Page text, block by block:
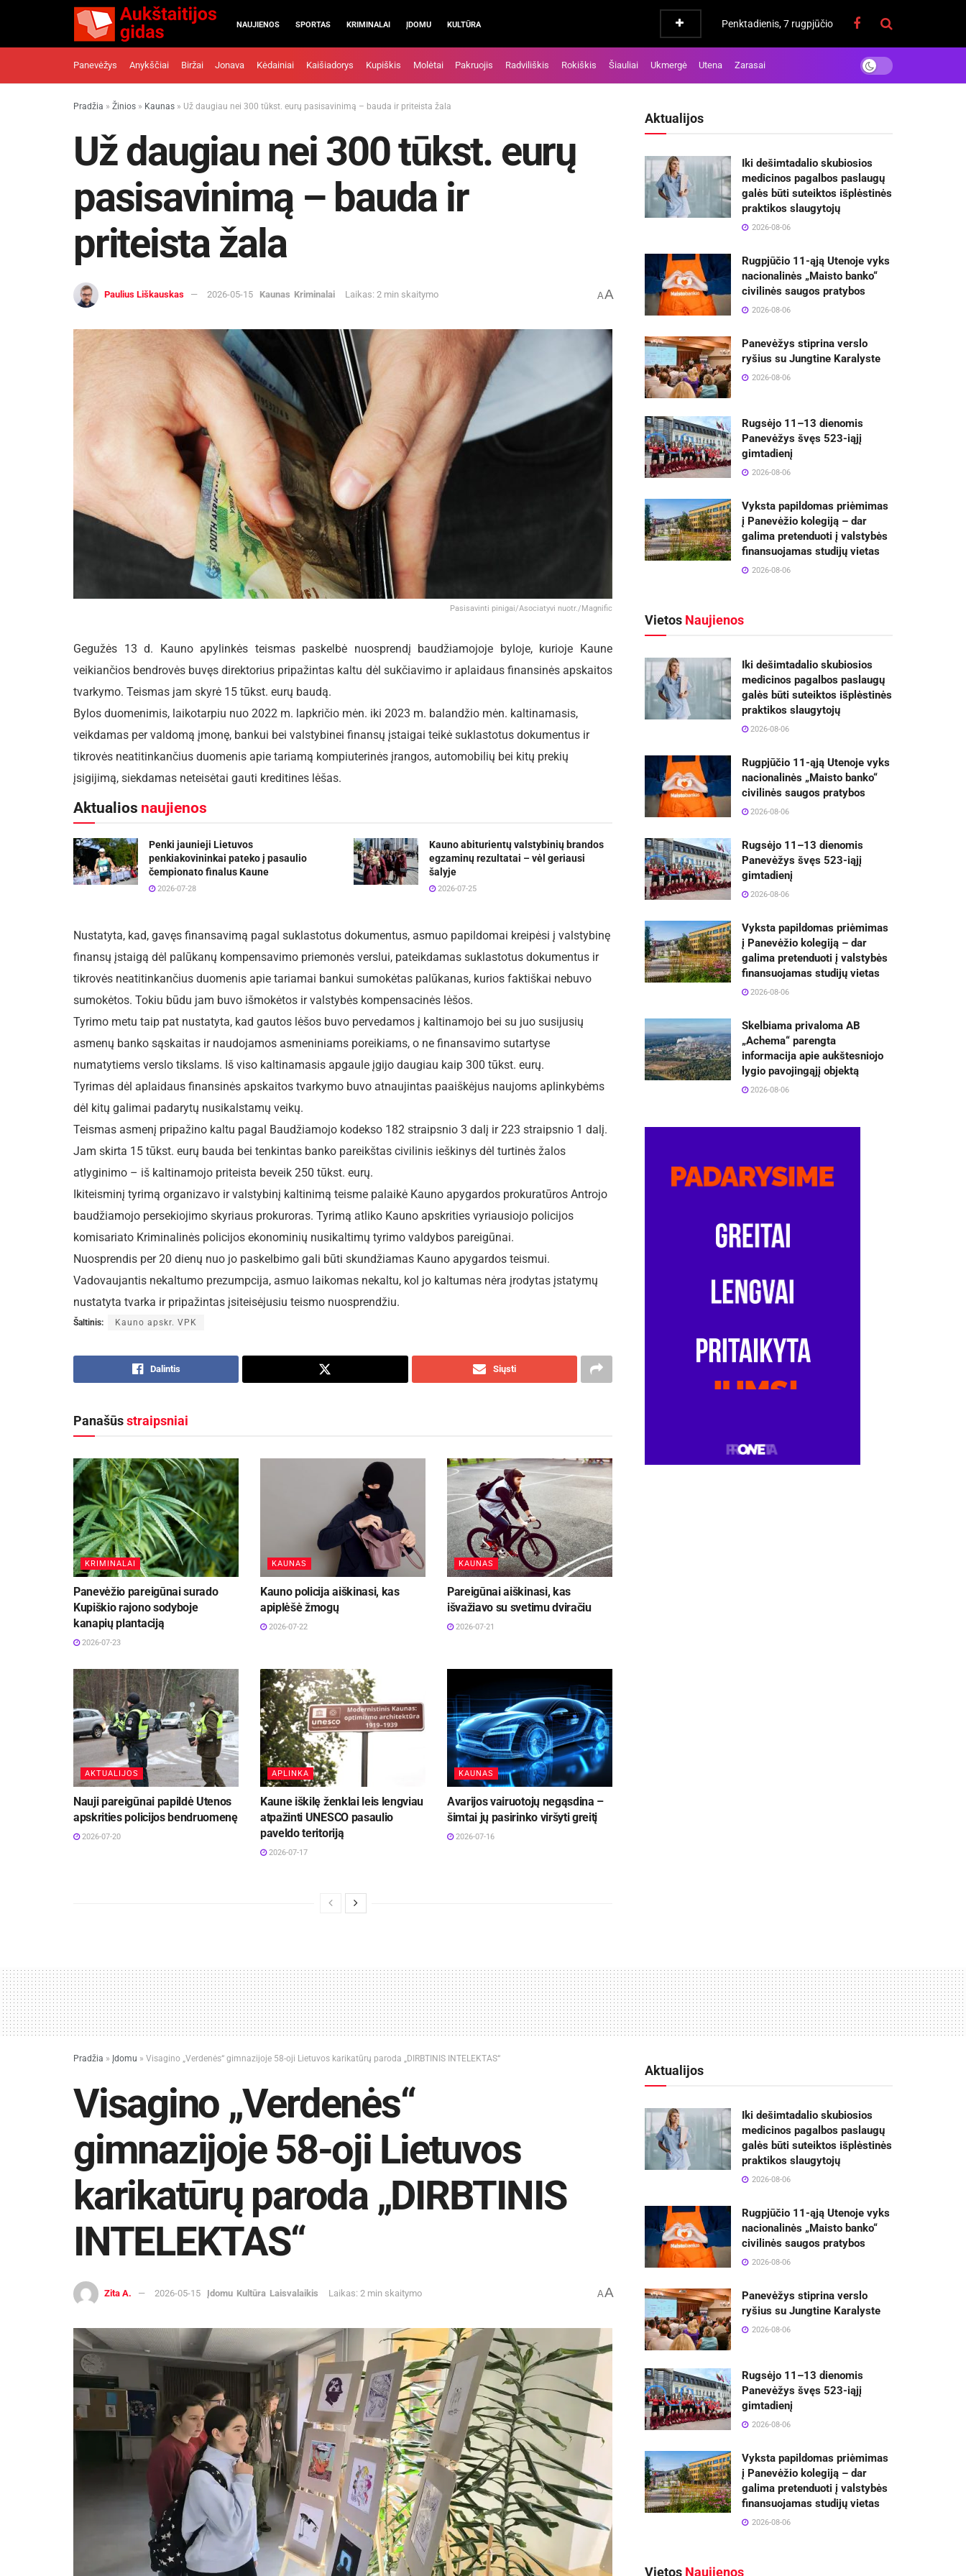
NAUJIENOS SPORTAS KRIMINALAI ĮDOMU KULTŪRA Penktadienis, 7 rugpjūčio
Panevėžys Anykščiai Biržai Jonava Kėdainiai Kaišiadorys Kupiškis Molėtai Pakruojis Radviliškis Rokiškis Šiauliai Ukmergė Utena Zarasai
Pradžia » Žinios » Kaunas » Už daugiau nei 300 tūkst. eurų pasisavinimą – bauda ir priteista žala
Už daugiau nei 300 tūkst. eurų
pasisavinimą – bauda ir
priteista žala
Paulius Liškauskas 2026-05-15 Kaunas Kriminalai Laikas: 2 min skaitymo AA
Pasisavinti pinigai/Asociatyvi nuotr./Magnific
Gegužės 13 d. Kauno apylinkės teismas paskelbė nuosprendį baudžiamojoje byloje, kurioje Kaune
veikiančios bendrovės buvęs direktorius pripažintas kaltu dėl sukčiavimo ir aplaidaus finansinės apskaitos
tvarkymo. Teismas jam skyrė 15 tūkst. eurų baudą.
Bylos duomenimis, laikotarpiu nuo 2022 m. lapkričio mėn. iki 2023 m. balandžio mėn. kaltinamasis,
veikdamas per valdomą įmonę, bankui bei valstybinei finansų įstaigai teikė suklastotus dokumentus ir
tikrovės neatitinkančius duomenis apie tariamą kompiuterinės įrangos, automobilių bei kitų prekių
įsigijimą, siekdamas neteisėtai gauti kreditines lėšas.
Aktualios naujienos
Penki jaunieji Lietuvos
penkiakovininkai pateko į pasaulio
čempionato finalus Kaune
2026-07-28
Kauno abiturientų valstybinių brandos
egzaminų rezultatai – vėl geriausi
šalyje
2026-07-25
Nustatyta, kad, gavęs finansavimą pagal suklastotus dokumentus, asmuo papildomai kreipėsi į valstybinę
finansų įstaigą dėl palūkanų kompensavimo priemonės verslui, pateikdamas suklastotus dokumentus ir
tikrovės neatitinkančius duomenis apie tariamai bankui sumokėtas palūkanas, kurios faktiškai nebuvo
sumokėtos. Tokiu būdu jam buvo išmokėtos ir valstybės kompensacinės lėšos.
Tyrimo metu taip pat nustatyta, kad gautos lėšos buvo pervedamos į kaltinamojo bei su juo susijusių
asmenų banko sąskaitas ir naudojamos asmeniniams poreikiams, o ne finansavimo sutartyse
numatytiems verslo tikslams. Iš viso kaltinamasis apgaule įgijo daugiau kaip 300 tūkst. eurų.
Tyrimas dėl aplaidaus finansinės apskaitos tvarkymo buvo atnaujintas paaiškėjus naujoms aplinkybėms
dėl kitų galimai padarytų nusikalstamų veikų.
Teismas asmenį pripažino kaltu pagal Baudžiamojo kodekso 182 straipsnio 3 dalį ir 223 straipsnio 1 dalį.
Jam skirta 15 tūkst. eurų bauda bei tenkintas banko pareikštas civilinis ieškinys dėl turtinės žalos
atlyginimo – iš kaltinamojo priteista beveik 250 tūkst. eurų.
Ikiteisminį tyrimą organizavo ir valstybinį kaltinimą teisme palaikė Kauno apygardos prokuratūros Antrojo
baudžiamojo persekiojimo skyriaus prokuroras. Tyrimą atliko Kauno apskrities vyriausiojo policijos
komisariato Kriminalinės policijos ekonominių nusikaltimų tyrimo valdybos pareigūnai.
Nuosprendis per 20 dienų nuo jo paskelbimo gali būti skundžiamas Kauno apygardos teismui.
Vadovaujantis nekaltumo prezumpcija, asmuo laikomas nekaltu, kol jo kaltumas nėra įrodytas įstatymų
nustatyta tvarka ir pripažintas įsiteisėjusiu teismo nuosprendžiu.
Šaltinis: Kauno apskr. VPK
Dalintis Siųsti
Panašūsstraipsniai
KRIMINALAI
Panevėžio pareigūnai surado
Kupiškio rajono sodyboje
kanapių plantaciją
2026-07-23
KAUNAS
Kauno policija aiškinasi, kas
apiplėšė žmogų
2026-07-22
KAUNAS
Pareigūnai aiškinasi, kas
išvažiavo su svetimu dviračiu
2026-07-21
AKTUALIJOS
Nauji pareigūnai papildė Utenos
apskrities policijos bendruomenę
2026-07-20
APLINKA
Kaune iškilę ženklai leis lengviau
atpažinti UNESCO pasaulio
paveldo teritoriją
2026-07-17
KAUNAS
Avarijos vairuotojų negąsdina –
šimtai jų pasirinko viršyti greitį
2026-07-16
Aktualijos
Iki dešimtadalio skubiosios
medicinos pagalbos paslaugų
galės būti suteiktos išplėstinės
praktikos slaugytojų
2026-08-06
Rugpjūčio 11-ąją Utenoje vyks
nacionalinės „Maisto banko“
civilinės saugos pratybos
2026-08-06
Panevėžys stiprina verslo
ryšius su Jungtine Karalyste
2026-08-06
Rugsėjo 11–13 dienomis
Panevėžys švęs 523-iąjį
gimtadienį
2026-08-06
Vyksta papildomas priėmimas
į Panevėžio kolegiją – dar
galima pretenduoti į valstybės
finansuojamas studijų vietas
2026-08-06
Vietos Naujienos
Iki dešimtadalio skubiosios
medicinos pagalbos paslaugų
galės būti suteiktos išplėstinės
praktikos slaugytojų
2026-08-06
Rugpjūčio 11-ąją Utenoje vyks
nacionalinės „Maisto banko“
civilinės saugos pratybos
2026-08-06
Rugsėjo 11–13 dienomis
Panevėžys švęs 523-iąjį
gimtadienį
2026-08-06
Vyksta papildomas priėmimas
į Panevėžio kolegiją – dar
galima pretenduoti į valstybės
finansuojamas studijų vietas
2026-08-06
Skelbiama privaloma AB
„Achema“ parengta
informacija apie aukštesniojo
lygio pavojingąjį objektą
2026-08-06
Pradžia » Įdomu » Visagino „Verdenės“ gimnazijoje 58-oji Lietuvos karikatūrų paroda „DIRBTINIS INTELEKTAS“
Visagino „Verdenės“
gimnazijoje 58-oji Lietuvos
karikatūrų paroda „DIRBTINIS
INTELEKTAS“
Zita A. 2026-05-15 Įdomu Kultūra Laisvalaikis Laikas: 2 min skaitymo AA
Aktualijos
Iki dešimtadalio skubiosios
medicinos pagalbos paslaugų
galės būti suteiktos išplėstinės
praktikos slaugytojų
2026-08-06
Rugpjūčio 11-ąją Utenoje vyks
nacionalinės „Maisto banko“
civilinės saugos pratybos
2026-08-06
Panevėžys stiprina verslo
ryšius su Jungtine Karalyste
2026-08-06
Rugsėjo 11–13 dienomis
Panevėžys švęs 523-iąjį
gimtadienį
2026-08-06
Vyksta papildomas priėmimas
į Panevėžio kolegiją – dar
galima pretenduoti į valstybės
finansuojamas studijų vietas
2026-08-06
Vietos Naujienos